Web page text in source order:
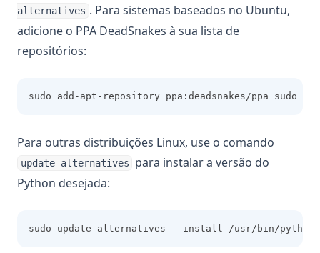
alternatives . Para sistemas baseados no Ubuntu,
adicione o PPA DeadSnakes à sua lista de
repositórios:
sudo add-apt-repository ppa:deadsnakes/ppa sudo
Para outras distribuições Linux, use o comando
update-alternatives
para instalar a versão do
Python desejada:
sudo update-alternatives --install /usr/bin/